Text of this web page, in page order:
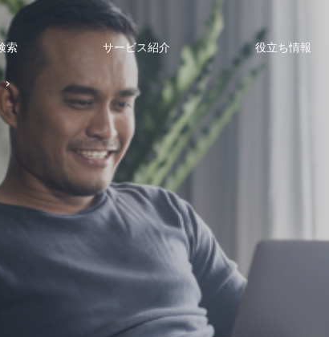
索 サービス紹介 役立ち情報